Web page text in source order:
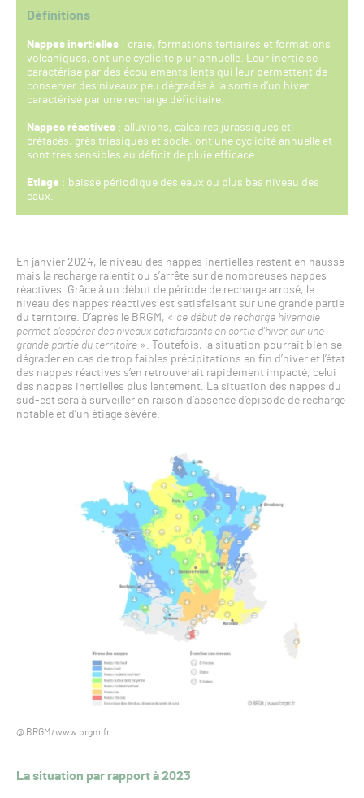
Définitions
Nappes inertielles: craie, formations tertiaires et formations
volcaniques, ont une cyclicité pluriannuelle. Leur inertie se
caractérise par des écoulements lents qui leur permettent de
conserver des niveaux peu dégradés à la sortie d’un hiver
caractérisé par une recharge déficitaire.
Nappes réactives: alluvions, calcaires jurassiques et
crétacés, grès triasiques et socle, ont une cyclicité annuelle et
sont très sensibles au déficit de pluie efficace.
Etiage : baisse périodique des eaux ou plus bas niveau des
eaux.
En janvier 2024, le niveau des nappes inertielles restent en hausse
mais la recharge ralentit ou s’arrête sur de nombreuses nappes
réactives. Grâce à un début de période de recharge arrosé, le
niveau des nappes réactives est satisfaisant sur une grande partie
du territoire. D’après le BRGM, « ce début de recharge hivernale
permet d’espérer des niveaux satisfaisants en sortie d’hiver sur une
grande partie du territoire». Toutefois, la situation pourrait bien se
dégrader en cas de trop faibles précipitations en fin d’hiver et l’état
des nappes réactives s’en retrouverait rapidement impacté, celui
des nappes inertielles plus lentement. La situation des nappes du
sud-est sera à surveiller en raison d’absence d’épisode de recharge
notable et d’un étiage sévère.
@ BRGM/www.brgm.fr
La situation par rapport à 2023